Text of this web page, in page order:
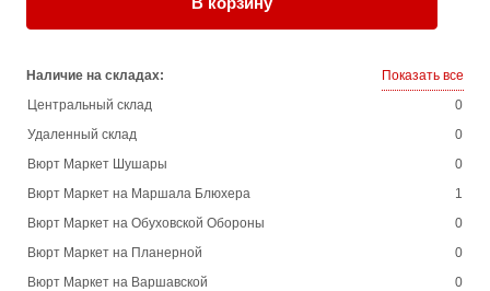
Наличие на складах:
Показать все
Центральный склад
0
Удаленный склад
0
Вюрт Маркет Шушары
0
Вюрт Маркет на Маршала Блюхера
1
Вюрт Маркет на Обуховской Обороны
0
Вюрт Маркет на Планерной
0
Вюрт Маркет на Варшавской
0